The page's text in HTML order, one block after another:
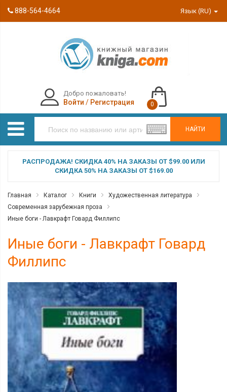
888-564-4664 Язык (RU)
НАЙТИ
Добро пожаловать!
Войти / Регистрация 0
РАСПРОДАЖА! СКИДКА 40% НА ЗАКАЗЫ ОТ $99.00 ИЛИ
СКИДКА 50% НА ЗАКАЗЫ ОТ $169.00
Главная Каталог Книги
Художественная литература
Современная зарубежная проза
Иные боги - Лавкрафт Говард Филлипс
Иные боги - Лавкрафт Говард
Филлипс